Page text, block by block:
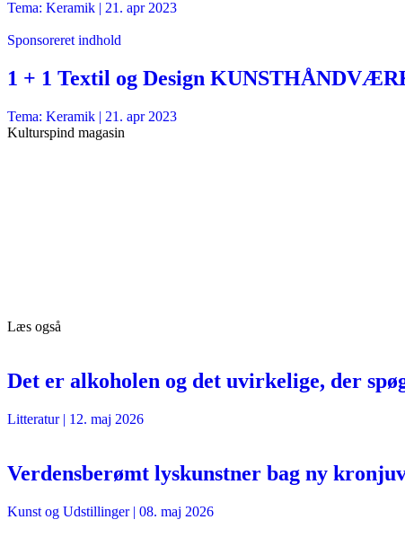
Tema: Keramik | 21. apr 2023
Sponsoreret indhold
1 + 1 Textil og Design
Tema: Keramik | 21. apr 2023
Kulturspind magasin
Læs også
Det er alkoholen og det uvirkelige, der
Litteratur| 12. maj 2026
Verdensberømt lyskunstner bag ny
Kunst og Udstillinger| 08. maj 2026